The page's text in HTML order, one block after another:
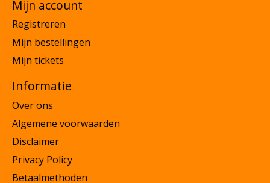
Mijn account
Registreren
Mijn bestellingen
Mijn tickets
Informatie
Over ons
Algemene voorwaarden
Disclaimer
Privacy Policy
Betaalmethoden